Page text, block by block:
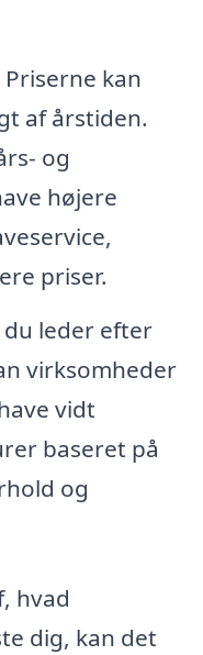
Priserne kan
af årstiden.
og
højere
priser.
du leder efter
virksomheder
vidt
baseret på
og
hvad
dig, kan det